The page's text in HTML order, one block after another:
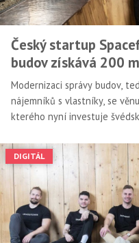
Český startup
budov získává 200
Modernizaci správy budov,
nájemníků s vlastníky, se
kterého nyní investuje
DIGITÁL